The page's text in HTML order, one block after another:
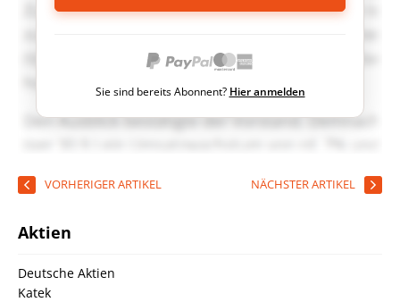
Sie sind bereits Abonnent? Hier anmelden
VORHERIGER ARTIKEL NÄCHSTER ARTIKEL
Aktien
Deutsche Aktien
Katek